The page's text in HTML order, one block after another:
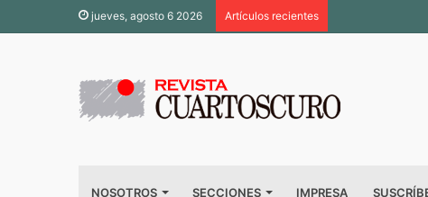
jueves, agosto 6 2026 Artículos recientes
NOSOTROS SECCIONES IMPRESA